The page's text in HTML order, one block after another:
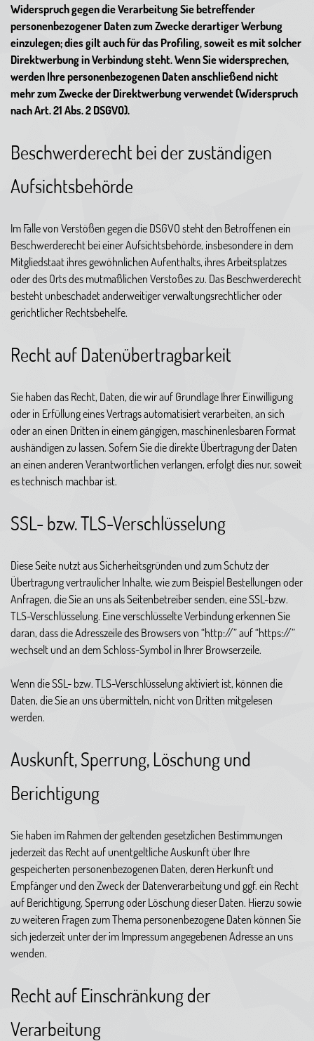
Widerspruch gegen die Verarbeitung Sie betreffender
personenbezogener Daten zum Zwecke derartiger Werbung
einzulegen; dies gilt auch für das Profiling, soweit es mit solcher
Direktwerbung in Verbindung steht. Wenn Sie widersprechen,
werden Ihre personenbezogenen Daten anschließend nicht
mehr zum Zwecke der Direktwerbung verwendet (Widerspruch
nach Art. 21 Abs. 2 DSGVO).
Beschwerderecht bei der zuständigen
Aufsichtsbehörde
Im Falle von Verstößen gegen die DSGVO steht den Betroffenen ein
Beschwerderecht bei einer Aufsichtsbehörde, insbesondere in dem
Mitgliedstaat ihres gewöhnlichen Aufenthalts, ihres Arbeitsplatzes
oder des Orts des mutmaßlichen Verstoßes zu. Das Beschwerderecht
besteht unbeschadet anderweitiger verwaltungsrechtlicher oder
gerichtlicher Rechtsbehelfe.
Recht auf Datenübertragbarkeit
Sie haben das Recht, Daten, die wir auf Grundlage Ihrer Einwilligung
oder in Erfüllung eines Vertrags automatisiert verarbeiten, an sich
oder an einen Dritten in einem gängigen, maschinenlesbaren Format
aushändigen zu lassen. Sofern Sie die direkte Übertragung der Daten
an einen anderen Verantwortlichen verlangen, erfolgt dies nur, soweit
es technisch machbar ist.
SSL- bzw. TLS-Verschlüsselung
Diese Seite nutzt aus Sicherheitsgründen und zum Schutz der
Übertragung vertraulicher Inhalte, wie zum Beispiel Bestellungen oder
Anfragen, die Sie an uns als Seitenbetreiber senden, eine SSL-bzw.
TLS-Verschlüsselung. Eine verschlüsselte Verbindung erkennen Sie
daran, dass die Adresszeile des Browsers von “http://” auf “https://”
wechselt und an dem Schloss-Symbol in Ihrer Browserzeile.
Wenn die SSL- bzw. TLS-Verschlüsselung aktiviert ist, können die
Daten, die Sie an uns übermitteln, nicht von Dritten mitgelesen
werden.
Auskunft, Sperrung, Löschung und
Berichtigung
Sie haben im Rahmen der geltenden gesetzlichen Bestimmungen
jederzeit das Recht auf unentgeltliche Auskunft über Ihre
gespeicherten personenbezogenen Daten, deren Herkunft und
Empfänger und den Zweck der Datenverarbeitung und ggf. ein Recht
auf Berichtigung, Sperrung oder Löschung dieser Daten. Hierzu sowie
zu weiteren Fragen zum Thema personenbezogene Daten können Sie
sich jederzeit unter der im Impressum angegebenen Adresse an uns
wenden.
Recht auf Einschränkung der
Verarbeitung